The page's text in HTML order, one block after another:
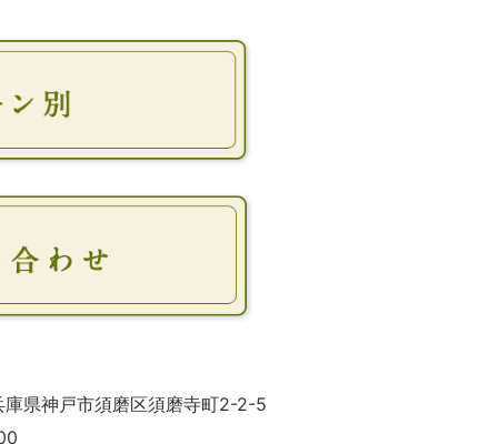
県神戸市須磨区須磨寺町2-2-5